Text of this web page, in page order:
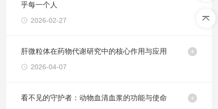
乎每一个人
2026-02-27
肝微粒体在药物代谢研究中的核心作用与应用
2026-04-07
看不见的守护者：动物血清血浆的功能与使命